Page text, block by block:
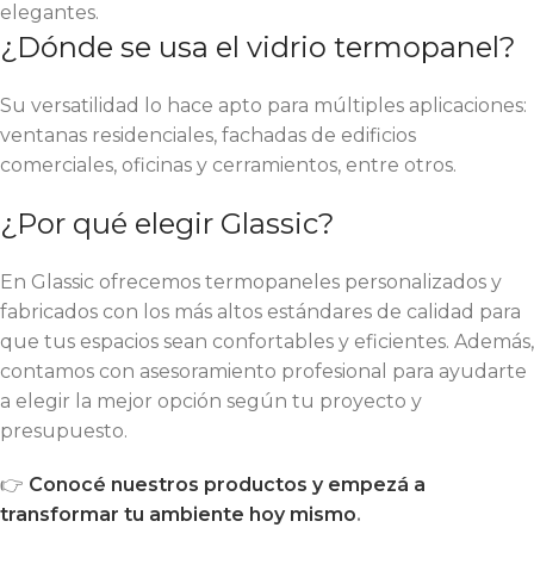
elegantes.
¿Dónde se usa el vidrio termopanel?
Su versatilidad lo hace apto para múltiples aplicaciones:
ventanas residenciales, fachadas de edificios
comerciales, oficinas y cerramientos, entre otros.
¿Por qué elegir Glassic?
En Glassic ofrecemos termopaneles personalizados y
fabricados con los más altos estándares de calidad para
que tus espacios sean confortables y eficientes. Además,
contamos con asesoramiento profesional para ayudarte
a elegir la mejor opción según tu proyecto y
presupuesto.
👉 Conocé nuestros productos y empezá a
transformar tu ambiente hoy mismo.